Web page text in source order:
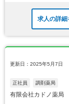
求人の詳細
更新日：2025年5月7日
正社員 調剤薬局
有限会社カドノ薬局